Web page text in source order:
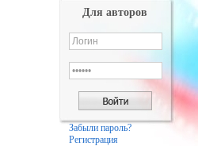
Для авторов
Забыли пароль?
Регистрация